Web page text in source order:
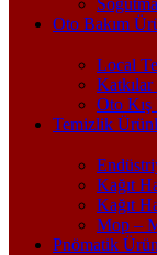
Oto Bakım
Local
Oto
Temizlik
Kağıt
Kağıt
Mop –
Pnömatik